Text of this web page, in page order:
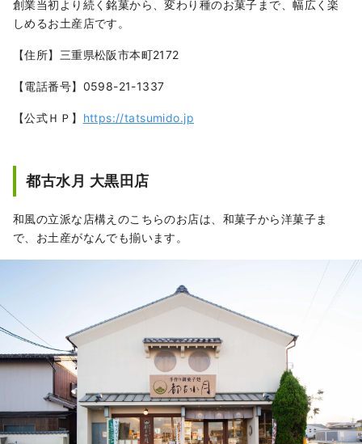
創業当初より続く銘菓から、変わり種のお菓子まで、幅広く楽
しめるお土産店です。
【住所】三重県松阪市本町2172
【電話番号】0598-21-1337
【公式ＨＰ】 https://tatsumido.jp
都古水月 大黒田店
和風の立派な店構えのこちらのお店は、和菓子から洋菓子ま
で、お土産がなんでも揃います。